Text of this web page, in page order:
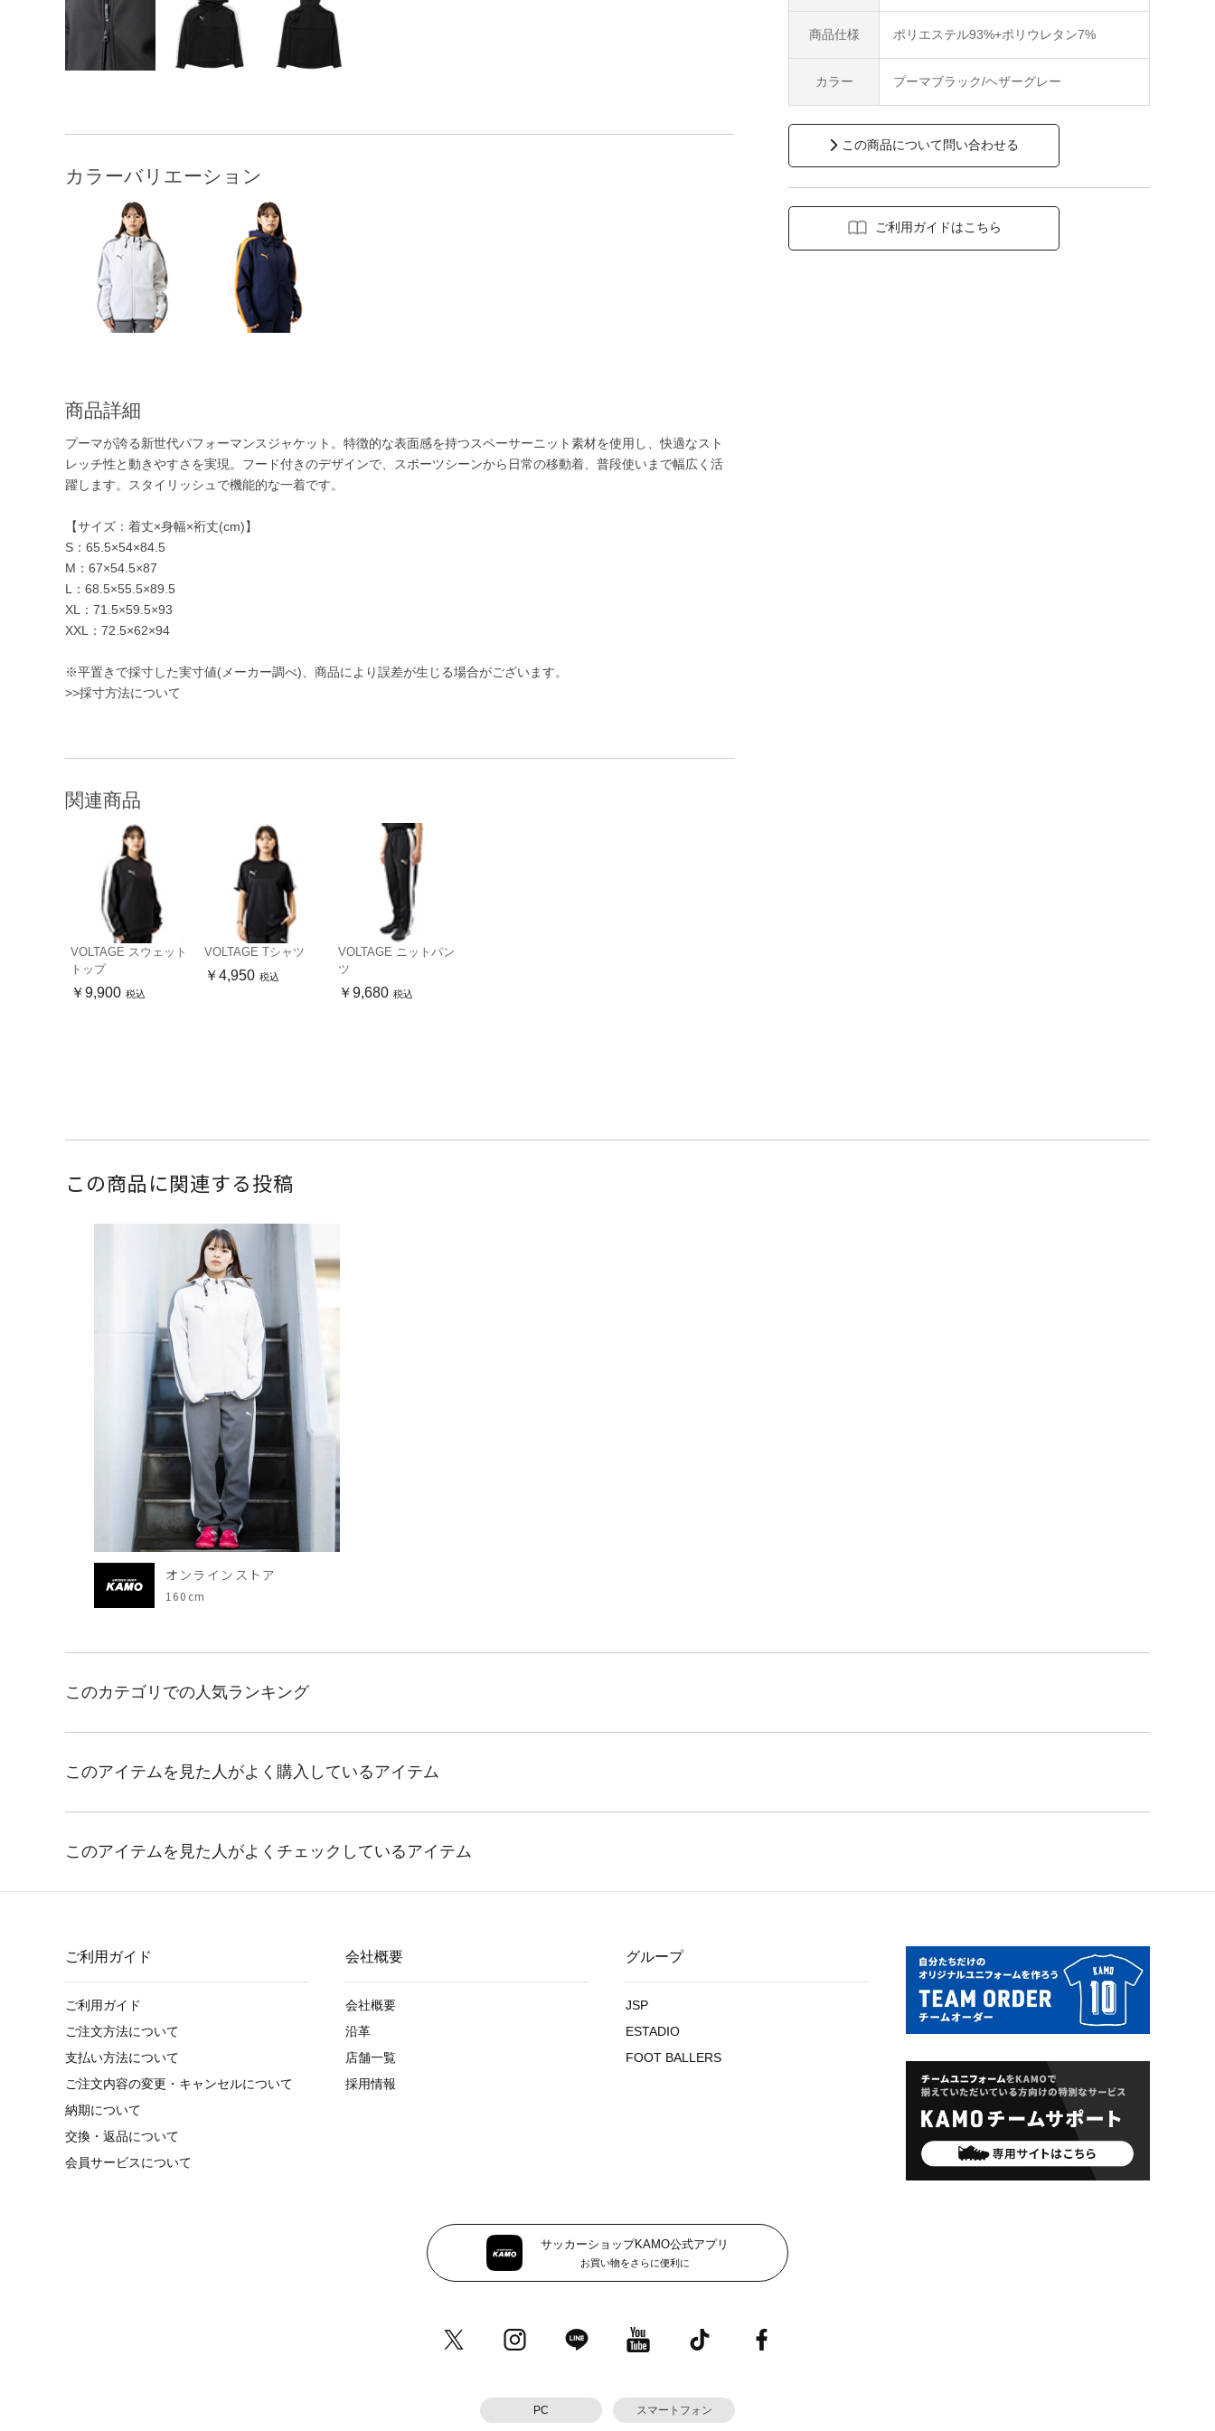
カラーバリエーション
商品詳細
プーマが誇る新世代パフォーマンスジャケット。特徴的な表面感を持つスペーサーニット素材を使用し、快適なスト
レッチ性と動きやすさを実現。フード付きのデザインで、スポーツシーンから日常の移動着、普段使いまで幅広く活
躍します。スタイリッシュで機能的な一着です。
【サイズ：着丈×身幅×裄丈(cm)】
S：65.5×54×84.5
M：67×54.5×87
L：68.5×55.5×89.5
XL：71.5×59.5×93
XXL：72.5×62×94
※平置きで採寸した実寸値(メーカー調べ)、商品により誤差が生じる場合がございます。
>>採寸方法について
関連商品
VOLTAGE スウェット
トップ
￥9,900 税込
VOLTAGE Tシャツ
￥4,950 税込
VOLTAGE ニットパン
ツ
￥9,680 税込
商品仕様 ポリエステル93%+ポリウレタン7%
カラー プーマブラック/ヘザーグレー
この商品について問い合わせる
ご利用ガイドはこちら
この商品に関連する投稿
オンラインストア
160cm
ご利用ガイド
ご利用ガイド
ご注文方法について
支払い方法について
ご注文内容の変更・キャンセルについて
納期について
交換・返品について
会員サービスについて
会社概要
会社概要
沿革
店舗一覧
採用情報
グループ
JSP
ESTADIO
FOOT BALLERS
サッカーショップKAMO公式アプリ
お買い物をさらに便利に
PC スマートフォン